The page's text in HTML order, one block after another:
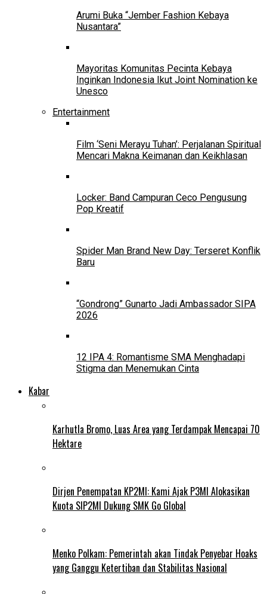
Arumi Buka “Jember Fashion Kebaya
Nusantara”
Mayoritas Komunitas Pecinta Kebaya
Inginkan Indonesia Ikut Joint Nomination ke
Unesco
Entertainment
Film ‘Seni Merayu Tuhan’: Perjalanan Spiritual
Mencari Makna Keimanan dan Keikhlasan
Locker: Band Campuran Ceco Pengusung
Pop Kreatif
Spider Man Brand New Day: Terseret Konflik
Baru
“Gondrong” Gunarto Jadi Ambassador SIPA
2026
12 IPA 4: Romantisme SMA Menghadapi
Stigma dan Menemukan Cinta
Kabar
Karhutla Bromo, Luas Area yang Terdampak Mencapai 70
Hektare
Dirjen Penempatan KP2MI: Kami Ajak P3MI Alokasikan
Kuota SIP2MI Dukung SMK Go Global
Menko Polkam: Pemerintah akan Tindak Penyebar Hoaks
yang Ganggu Ketertiban dan Stabilitas Nasional